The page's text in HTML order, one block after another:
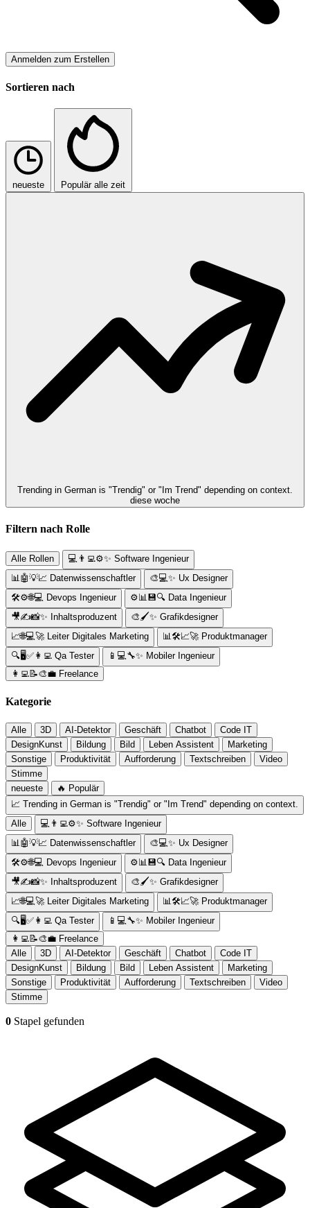
Anmelden zum Erstellen
Sortieren nach
neueste Populär alle zeit
Trending in German is "Trendig" or "Im Trend" depending on context.
diese woche
Filtern nach Rolle
Alle Rollen 💻👨‍💻⚙️✨ Software Ingenieur
📊🤖💡📈 Datenwissenschaftler 🎨💻✨ Ux Designer
🛠️⚙️🌐💻 Devops Ingenieur ⚙️📊💾🔍 Data Ingenieur
🎥✍️📸✨ Inhaltsproduzent 🎨🖌️✨ Grafikdesigner
📈🌐💻🚀
Leiter Digitales Marketing 📊🛠️📈🚀 Produktmanager
🔍🖥️✅👩‍💻 Qa Tester 📱💻🔧✨ Mobiler Ingenieur
👩‍💻📝🎨💼 Freelance
Kategorie
Alle 3D AI-Detektor Geschäft Chatbot
Code IT
DesignKunst
Bildung Bild Leben Assistent
Marketing
Sonstige
Produktivität Aufforderung Textschreiben
Video
Stimme
neueste
🔥 Populär
📈 Trending in German is "Trendig" or "Im Trend" depending on context.
Alle
💻👨‍💻⚙️✨ Software Ingenieur
📊🤖💡📈 Datenwissenschaftler 🎨💻✨ Ux Designer
🛠️⚙️🌐💻 Devops Ingenieur ⚙️📊💾🔍 Data Ingenieur
🎥✍️📸✨ Inhaltsproduzent 🎨🖌️✨ Grafikdesigner
📈🌐💻🚀 Leiter Digitales Marketing 📊🛠️📈🚀 Produktmanager
🔍🖥️✅👩‍💻 Qa Tester 📱💻🔧✨ Mobiler Ingenieur
👩‍💻📝🎨💼 Freelance
Alle
3D AI-Detektor Geschäft Chatbot
Code IT
DesignKunst
Bildung Bild Leben Assistent
Marketing
Sonstige
Produktivität Aufforderung Textschreiben
Video
Stimme
0 Stapel gefunden